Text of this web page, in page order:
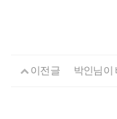
이전글 박인님이